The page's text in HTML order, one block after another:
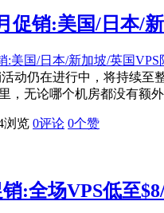
促销:美国/日本/
动仍在进行中，将持续至
，无论哪个机房都没有额
浏览 0评论 0个赞
:全场VPS低至